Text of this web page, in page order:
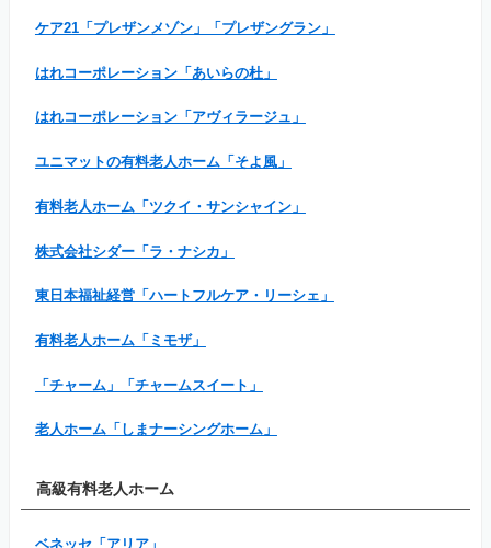
ケア21「プレザンメゾン」「プレザングラン」
はれコーポレーション「あいらの杜」
はれコーポレーション「アヴィラージュ」
ユニマットの有料老人ホーム「そよ風」
有料老人ホーム「ツクイ・サンシャイン」
株式会社シダー「ラ・ナシカ」
東日本福祉経営「ハートフルケア・リーシェ」
有料老人ホーム「ミモザ」
「チャーム」「チャームスイート」
老人ホーム「しまナーシングホーム」
高級有料老人ホーム
ベネッセ「アリア」